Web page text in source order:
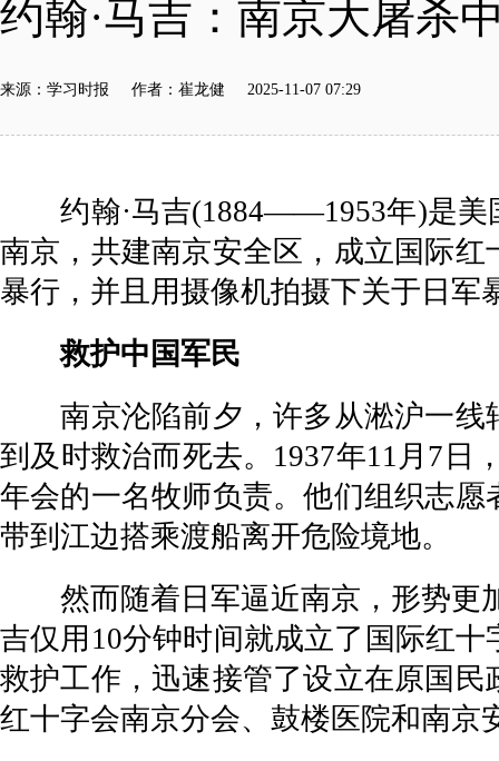
约翰·马吉：南京大屠杀
来源：学习时报 作者：崔龙健 2025-11-07 07:29
约翰·马吉(1884——1953年)是美
南京，共建南京安全区，成立国际
暴行，并且用摄像机拍摄下关于日
救护中国军民
南京沦陷前夕，许多从淞沪一线
到及时救治而死去。1937年11月7日
年会的一名牧师负责。他们组织志
带到江边搭乘渡船离开危险境地。
然而随着日军逼近南京，形势更加
吉仅用10分钟时间就成立了国际红
救护工作，迅速接管了设立在原国
红十字会南京分会、鼓楼医院和南京